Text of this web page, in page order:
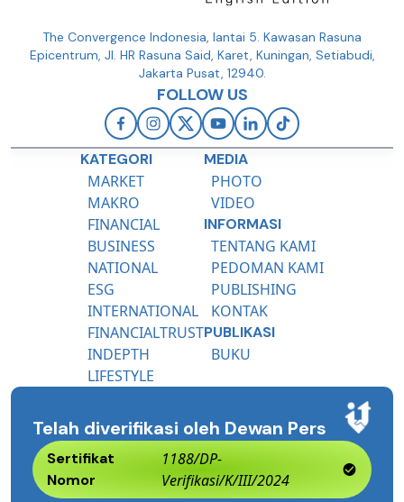
The Convergence Indonesia, lantai 5. Kawasan Rasuna
Epicentrum, Jl. HR Rasuna Said, Karet, Kuningan, Setiabudi,
Jakarta Pusat, 12940.
FOLLOW US
KATEGORI
MARKET
MAKRO
FINANCIAL
BUSINESS
NATIONAL
ESG
INTERNATIONAL
FINANCIALTRUST
INDEPTH
LIFESTYLE
MEDIA
PHOTO
VIDEO
INFORMASI
TENTANG KAMI
PEDOMAN KAMI
PUBLISHING
KONTAK
PUBLIKASI
BUKU
Telah diverifikasi oleh Dewan Pers
Sertifikat
Nomor
1188/DP-
Verifikasi/K/III/2024